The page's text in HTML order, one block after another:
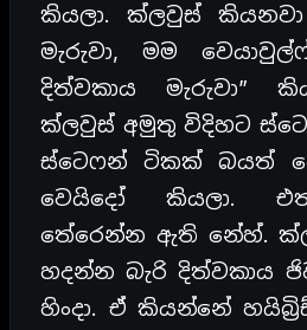
කියලා. ක්ලවුස් කියනවා
මැරුවා, මම
දිත්වකාය මැරුවා”
ක්ලවුස් අමුතු විදිහට
ස්ටෙෆන් ටිකක් බයත්
වෙයිදෝ කියලා.
තේරෙන්න ඇති නේහ්.
හදන්න බැරි දිත්වකාය
හිංදා. ඒ කියන්නේ